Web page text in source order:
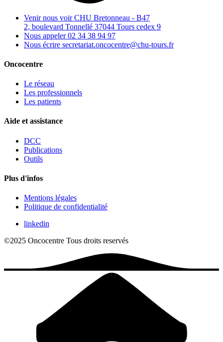
Venir nous voir CHU Bretonneau - B47
2, boulevard Tonnellé 37044 Tours cedex 9
Nous appeler 02 34 38 94 97
Nous écrire secretariat.oncocentre@chu-tours.fr
Oncocentre
Le réseau
Les professionnels
Les patients
Aide et assistance
DCC
Publications
Outils
Plus d'infos
Mentions légales
Politique de confidentialité
linkedin
©2025 Oncocentre Tous droits reservés